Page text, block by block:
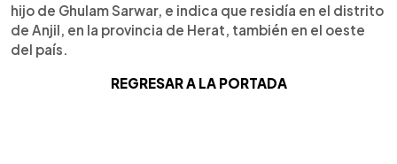
hijo de Ghulam Sarwar, e indica que residía en el distrito
de Anjil, en la provincia de Herat, también en el oeste
del país.
REGRESAR A LA PORTADA